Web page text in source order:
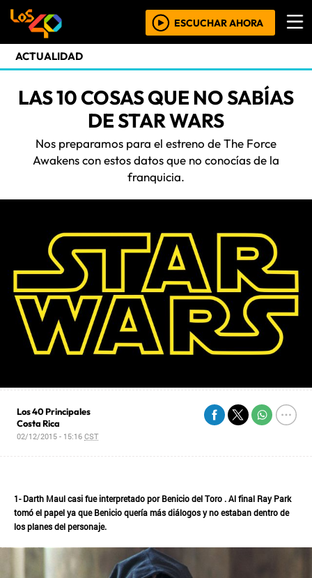
ESCUCHAR AHORA
ACTUALIDAD
LAS 10 COSAS QUE NO SABÍAS
DE STAR WARS
Nos preparamos para el estreno de The Force
Awakens con estos datos que no conocías de la
franquicia.
Los 40 Principales
Costa Rica
02/12/2015 - 15:16CST
1- Darth Maul casi fue interpretado por Benicio del Toro . Al final Ray Park
tomó el papel ya que Benicio quería más diálogos y no estaban dentro de
los planes del personaje.